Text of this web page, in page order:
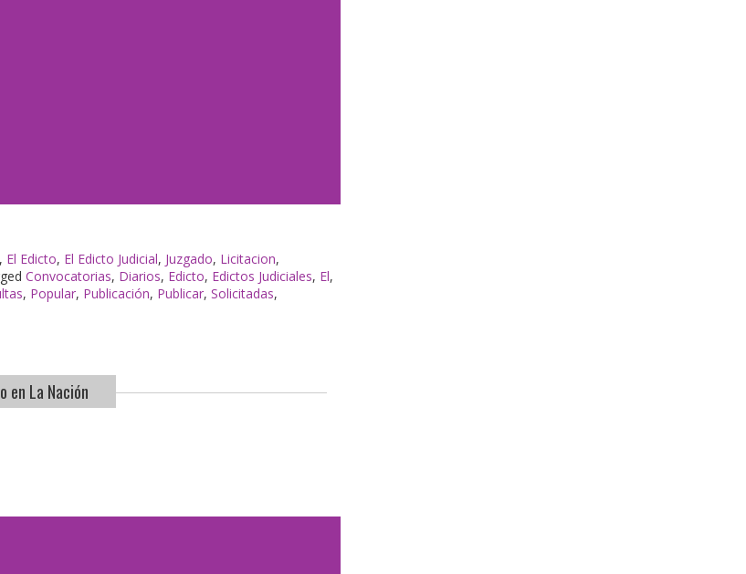
, El Edicto, El Edicto Judicial, Juzgado, Licitacion,
Convocatorias, Diarios, Edicto, Edictos Judiciales, El,
, Popular, Publicación, Publicar, Solicitadas,
en La Nación